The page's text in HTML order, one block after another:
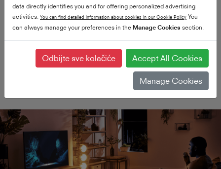
Premium UHD
Doživite Ultra HD u
najboljem izdanju
data directly identifies you and for offering personalized advertising
activities. You can find detailed information about cookies in our Cookie Policy You
can always manage your preferences in the Manage Cookies section.
Odbijte sve kolačiće Accept All Cookies
Manage Cookies